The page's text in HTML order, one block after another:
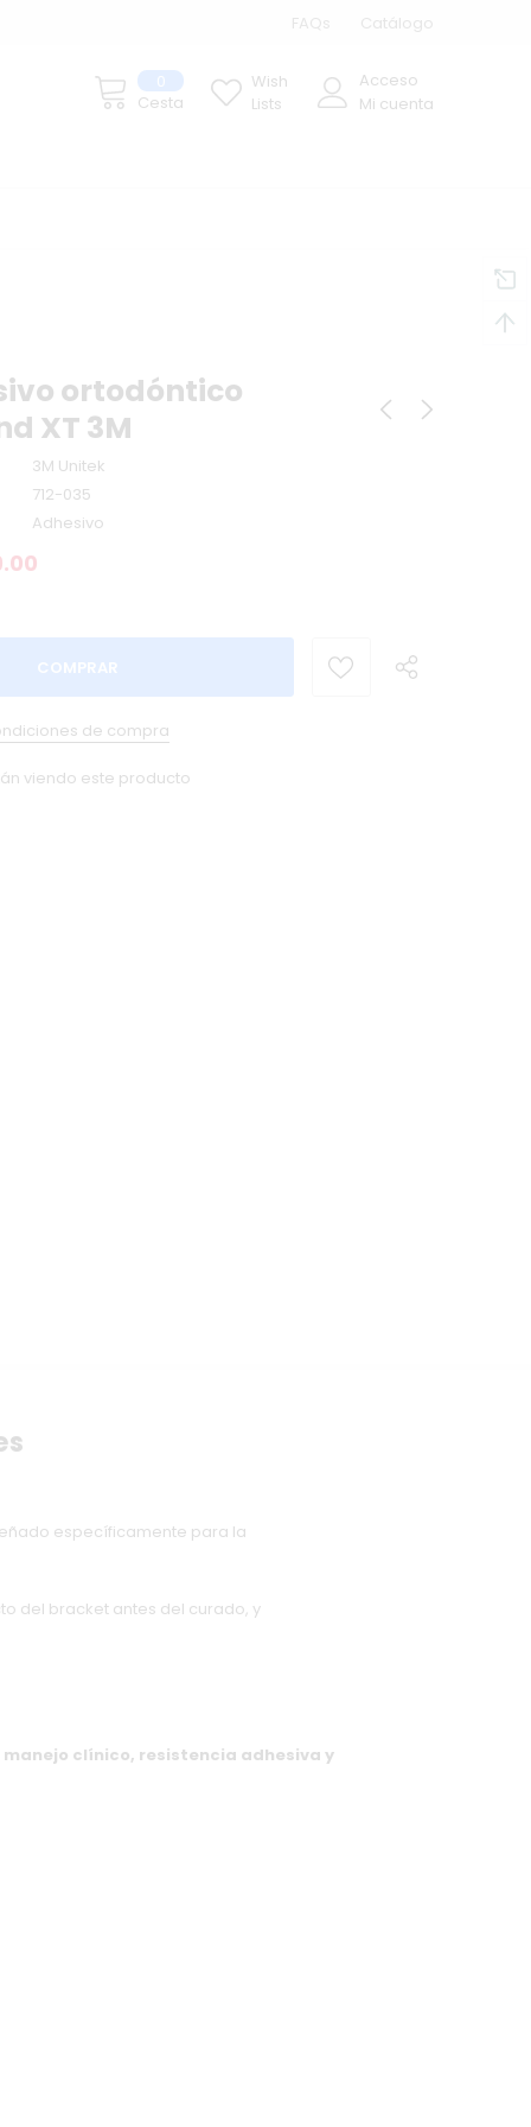
FAQs Catálogo
0
Cesta
Wish
Lists
Acceso
Mi cuenta
ortodóntico
XT 3M
3M Unitek
712-035
Adhesivo
de compra
viendo este producto
específicamente para la
del bracket antes del curado, y
manejo clínico, resistencia adhesiva y